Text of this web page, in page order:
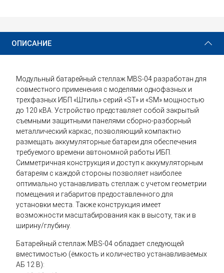
21 500 ₽ Купить
ОПИСАНИЕ
Модульный батарейный стеллаж MBS-04 разработан для
совместного применения с моделями однофазных и
трехфазных ИБП «Штиль» серий «ST» и «SM» мощностью
до 120 кВА. Устройство представляет собой закрытый
съемными защитными панелями сборно-разборный
металлический каркас, позволяющий компактно
размещать аккумуляторные батареи для обеспечения
требуемого времени автономной работы ИБП.
Симметричная конструкция и доступ к аккумуляторным
батареям с каждой стороны позволяет наиболее
оптимально устанавливать стеллаж с учетом геометрии
помещения и габаритов предоставленного для
установки места. Также конструкция имеет
возможности масштабирования как в высоту, так и в
ширину/глубину.
Батарейный стеллаж MBS-04 обладает следующей
вместимостью (ёмкость и количество устанавливаемых
АБ 12 В):